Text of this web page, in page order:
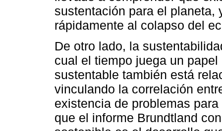
sustentación para el planeta,
rápidamente al colapso del
De otro lado, la
cual el tiempo juega un
sustentable también está
vinculando la correlación
existencia de problemas
que el informe Brundtland